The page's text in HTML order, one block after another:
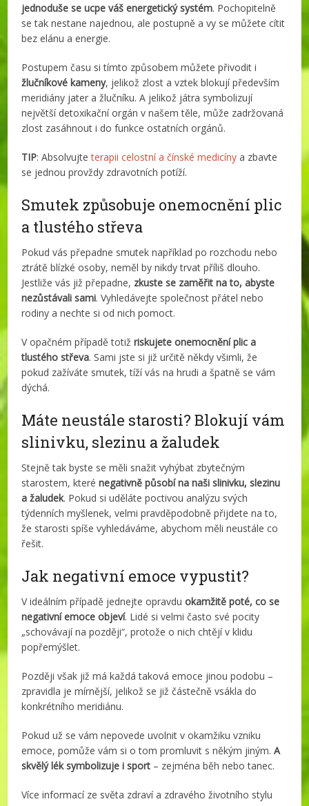
jednoduše se ucpe váš energetický systém. Pochopitelně
se tak nestane najednou, ale postupně a vy se můžete cítit
bez elánu a energie.
Postupem času si tímto způsobem můžete přivodit i
žlučníkové kameny, jelikož zlost a vztek blokují především
meridiány jater a žlučníku. A jelikož játra symbolizují
největší detoxikační orgán v našem těle, může zadržovaná
zlost zasáhnout i do funkce ostatních orgánů.
TIP: Absolvujteterapii celostní a čínské medicíny a zbavte
se jednou provždy zdravotních potíží.
Smutek způsobuje onemocnění plic
a tlustého střeva
Pokud vás přepadne smutek například po rozchodu nebo
ztrátě blízké osoby, neměl by nikdy trvat příliš dlouho.
Jestliže vás již přepadne, zkuste se zaměřit na to, abyste
nezůstávali sami. Vyhledávejte společnost přátel nebo
rodiny a nechte si od nich pomoct.
V opačném případě totižriskujete onemocnění plic a
tlustého střeva. Sami jste si již určitě někdy všimli, že
pokud zažíváte smutek, tíží vás na hrudi a špatně se vám
dýchá.
Máte neustále starosti? Blokují vám
slinivku, slezinu a žaludek
Stejně tak byste se měli snažit vyhýbat zbytečným
starostem, kterénegativně působí na naši slinivku, slezinu
a žaludek. Pokud si uděláte poctivou analýzu svých
týdenních myšlenek, velmi pravděpodobně přijdete na to,
že starosti spíše vyhledáváme, abychom měli neustále co
řešit.
Jak negativní emoce vypustit?
V ideálním případě jednejte opravduokamžitě poté, co se
negativní emoce objeví. Lidé si velmi často své pocity
„schovávají na později“, protože o nich chtějí v klidu
popřemýšlet.
Později však již má každá taková emoce jinou podobu –
zpravidla je mírnější, jelikož se již částečně vsákla do
konkrétního meridiánu.
Pokud už se vám nepovede uvolnit v okamžiku vzniku
emoce, pomůže vám si o tom promluvit s někým jiným.A
skvělý lék symbolizuje i sport – zejména běh nebo tanec.
Více informací ze světa zdraví a zdravého životního stylu